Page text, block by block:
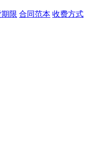
限 合同范本 收费方式